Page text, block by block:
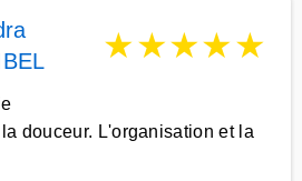
★★★★★
douceur. L'organisation et la